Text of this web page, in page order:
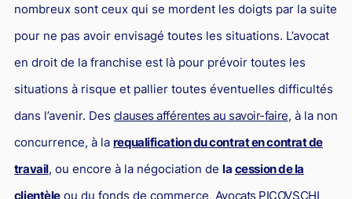
nombreux sont ceux qui se mordent les doigts par la suite
pour ne pas avoir envisagé toutes les situations. L’avocat
en droit de la franchise est là pour prévoir toutes les
situations à risque et pallier toutes éventuelles difficultés
dans l’avenir. Des clauses afférentes au savoir-faire, à la non
concurrence, à la requalification du contrat en contrat de
travail, ou encore à la négociation de la cession de la
clientèleou du fonds de commerce, Avocats PICOVSCHI